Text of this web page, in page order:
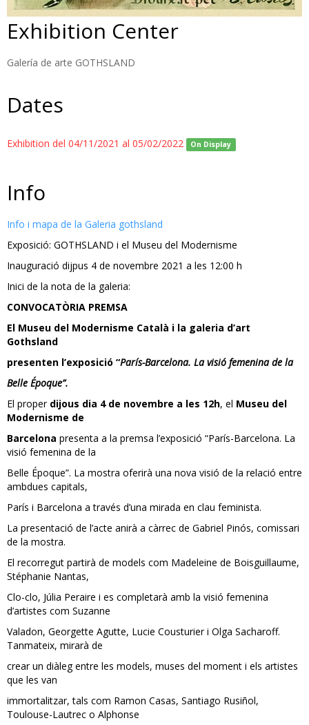
Exhibition Center
Galería de arte GOTHSLAND
Dates
Exhibition del 04/11/2021 al 05/02/2022 On Display
Info
Info i mapa de la Galeria gothsland
Exposició: GOTHSLAND i el Museu del Modernisme
Inauguració dijpus 4 de novembre 2021 a les 12:00 h
Inici de la nota de la galeria:
CONVOCATÒRIA PREMSA
El Museu del Modernisme Català i la galeria d’art
Gothsland
presenten l’exposició “París-Barcelona. La visió femenina de la
Belle Époque”.
El proper dijous dia 4 de novembre a les 12h, el Museu del
Modernisme de
Barcelona presenta a la premsa l’exposició “París-Barcelona. La
visió femenina de la
Belle Époque”. La mostra oferirà una nova visió de la relació entre
ambdues capitals,
París i Barcelona a través d’una mirada en clau feminista.
La presentació de l’acte anirà a càrrec de Gabriel Pinós, comissari
de la mostra.
El recorregut partirà de models com Madeleine de Boisguillaume,
Stéphanie Nantas,
Clo-clo, Júlia Peraire i es completarà amb la visió femenina
d’artistes com Suzanne
Valadon, Georgette Agutte, Lucie Cousturier i Olga Sacharoff.
Tanmateix, mirarà de
crear un diàleg entre les models, muses del moment i els artistes
que les van
immortalitzar, tals com Ramon Casas, Santiago Rusiñol,
Toulouse-Lautrec o Alphonse